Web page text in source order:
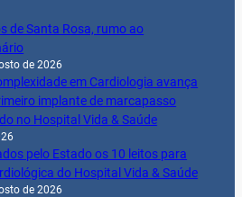
de Santa Rosa, rumo ao
de 2026
em Cardiologia avança
implante de marcapasso
no Hospital Vida & Saúde
pelo Estado os 10 leitos para
do Hospital Vida & Saúde
de 2026